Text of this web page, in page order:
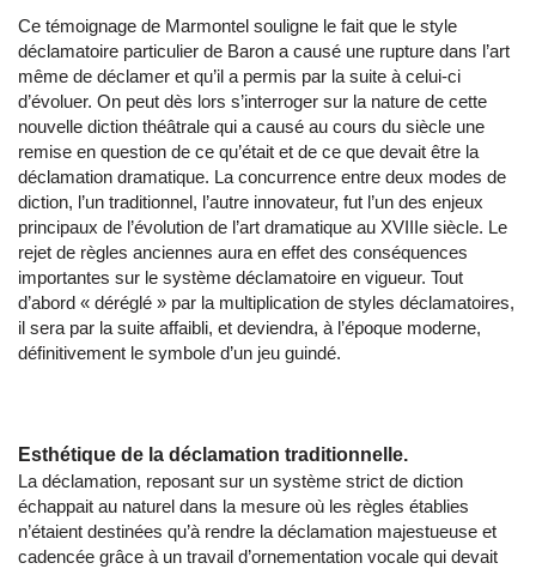
Ce témoignage de Marmontel souligne le fait que le style
déclamatoire particulier de Baron a causé une rupture dans l’art
même de déclamer et qu’il a permis par la suite à celui-ci
d’évoluer. On peut dès lors s’interroger sur la nature de cette
nouvelle diction théâtrale qui a causé au cours du siècle une
remise en question de ce qu’était et de ce que devait être la
déclamation dramatique. La concurrence entre deux modes de
diction, l’un traditionnel, l’autre innovateur, fut l’un des enjeux
principaux de l’évolution de l’art dramatique au XVIIIe siècle. Le
rejet de règles anciennes aura en effet des conséquences
importantes sur le système déclamatoire en vigueur. Tout
d’abord « déréglé » par la multiplication de styles déclamatoires,
il sera par la suite affaibli, et deviendra, à l’époque moderne,
définitivement le symbole d’un jeu guindé.
Esthétique de la déclamation traditionnelle.
La déclamation, reposant sur un système strict de diction
échappait au naturel dans la mesure où les règles établies
n’étaient destinées qu’à rendre la déclamation majestueuse et
cadencée grâce à un travail d’ornementation vocale qui devait